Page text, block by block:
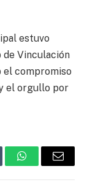
estuvo
de Vinculación
el compromiso
el orgullo por
WhatsAppEmail